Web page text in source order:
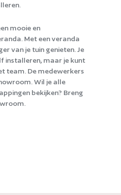
mooie en
Met een veranda
van je tuin genieten. Je
installeren, maar je kunt
team. De medewerkers
Wil je alle
bekijken? Breng